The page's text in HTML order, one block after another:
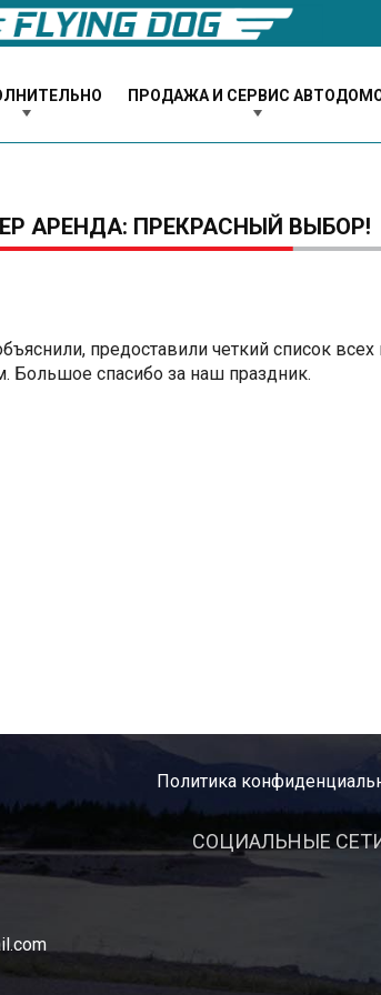
ПРОДАЖА И СЕРВИС
АРЕНДА: ПРЕКРАСНЫЙ ВЫБОР!
предоставили четкий список
спасибо за наш праздник.
Политика
СОЦИАЛЬНЫЕ